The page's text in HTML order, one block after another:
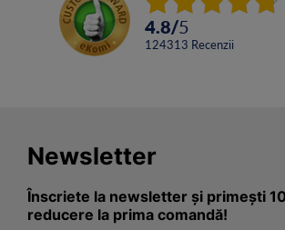
4.8/5
124313 Recenzii
Newsletter
Înscriete la newsletter și primești
reducere la prima comandă!